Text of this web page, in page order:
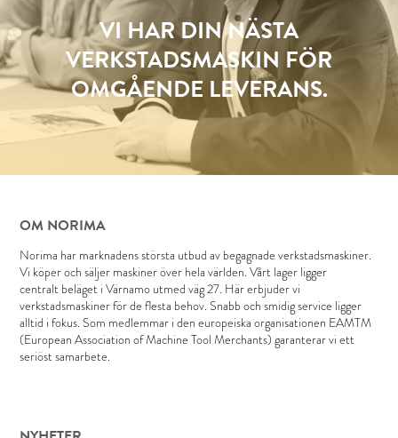
VI HAR DIN NÄSTA
VERKSTADSMASKIN FÖR
OMGÅENDE LEVERANS.
OM NORIMA
Norima har marknadens största utbud av begagnade verkstadsmaskiner.
Vi köper och säljer maskiner över hela världen. Vårt lager ligger
centralt beläget i Värnamo utmed väg 27. Här erbjuder vi
verkstadsmaskiner för de flesta behov. Snabb och smidig service ligger
alltid i fokus. Som medlemmar i den europeiska organisationen EAMTM
(European Association of Machine Tool Merchants) garanterar vi ett
seriöst samarbete.